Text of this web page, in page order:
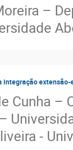
–
integração
Cunha –
-